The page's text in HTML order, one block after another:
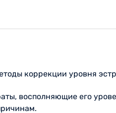
коррекции уровня
восполняющие его